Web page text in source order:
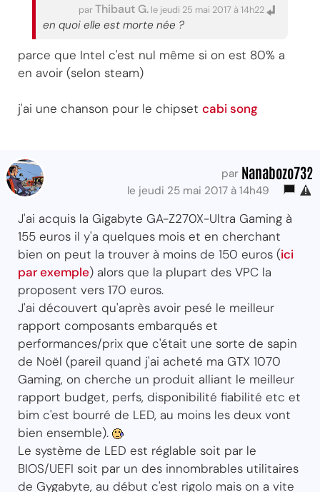
parThibaut G. le jeudi 25 mai 2017 à 14h22
en quoi elle est morte née ?
parce que Intel c'est nul même si on est 80% a
en avoir (selon steam)
j'ai une chanson pour le chipset cabi song
par Nanabozo732
le jeudi 25 mai 2017 à 14h49
J'ai acquis la Gigabyte GA-Z270X-Ultra Gaming à
155 euros il y'a quelques mois et en cherchant
bien on peut la trouver à moins de 150 euros (ici
par exemple) alors que la plupart des VPC la
proposent vers 170 euros.
J'ai découvert qu'après avoir pesé le meilleur
rapport composants embarqués et
performances/prix que c'était une sorte de sapin
de Noël (pareil quand j'ai acheté ma GTX 1070
Gaming, on cherche un produit alliant le meilleur
rapport budget, perfs, disponibilité fiabilité etc et
bim c'est bourré de LED, au moins les deux vont
bien ensemble).
Le système de LED est réglable soit par le
BIOS/UEFI soit par un des innombrables utilitaires
de Gygabyte, au début c'est rigolo mais on a vite